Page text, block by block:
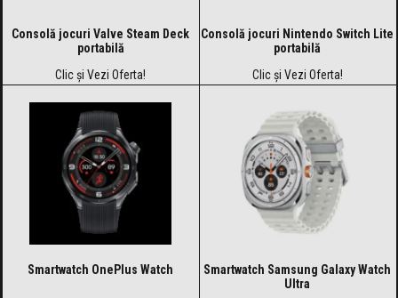
Consolă jocuri Valve Steam Deck
portabilă
Clic și Vezi Oferta!
Consolă jocuri Nintendo Switch Lite
portabilă
Clic și Vezi Oferta!
Smartwatch OnePlus Watch
Smartwatch Samsung Galaxy Watch
Ultra